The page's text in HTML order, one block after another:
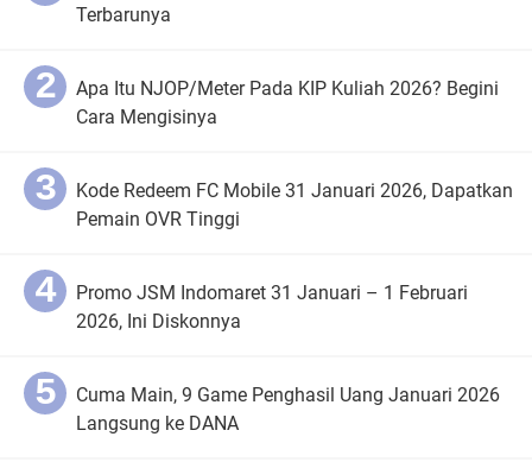
Terbarunya
Apa Itu NJOP/Meter Pada KIP Kuliah 2026? Begini
Cara Mengisinya
Kode Redeem FC Mobile 31 Januari 2026, Dapatkan
Pemain OVR Tinggi
Promo JSM Indomaret 31 Januari – 1 Februari
2026, Ini Diskonnya
Cuma Main, 9 Game Penghasil Uang Januari 2026
Langsung ke DANA